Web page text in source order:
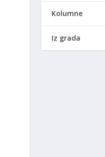
Kolumne
Iz grada